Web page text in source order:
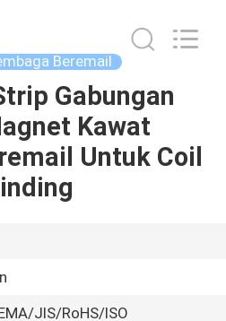
Beremail
Gabungan
Kawat
Untuk Coil
JIS/RoHS/ISO